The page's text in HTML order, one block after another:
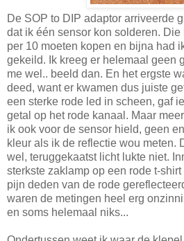
De SOP to DIP adaptor arriveerde
dat ik één sensor kon solderen. Die
per 10 moeten kopen en bijna had
gekeild. Ik kreeg er helemaal geen
me wel.. beeld dan. En het ergste
deed, want er kwamen dus juiste
een sterke rode led in scheen, gaf
getal op het rode kanaal. Maar
ik ook voor de sensor hield, geen
kleur als ik de reflectie wou meten.
wel, teruggekaatst licht lukte niet.
sterkste zaklamp op een rode t-
pijn deden van de rode
waren de metingen heel erg
en soms helemaal niks...